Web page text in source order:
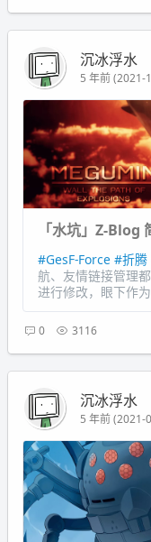
沉冰浮水
5 年前 (2021-
「水坑」Z-Blog
#GesF-Force #折腾
航、友情链接管理
进行修改，眼下作
0 3116
沉冰浮水
5 年前 (2021-